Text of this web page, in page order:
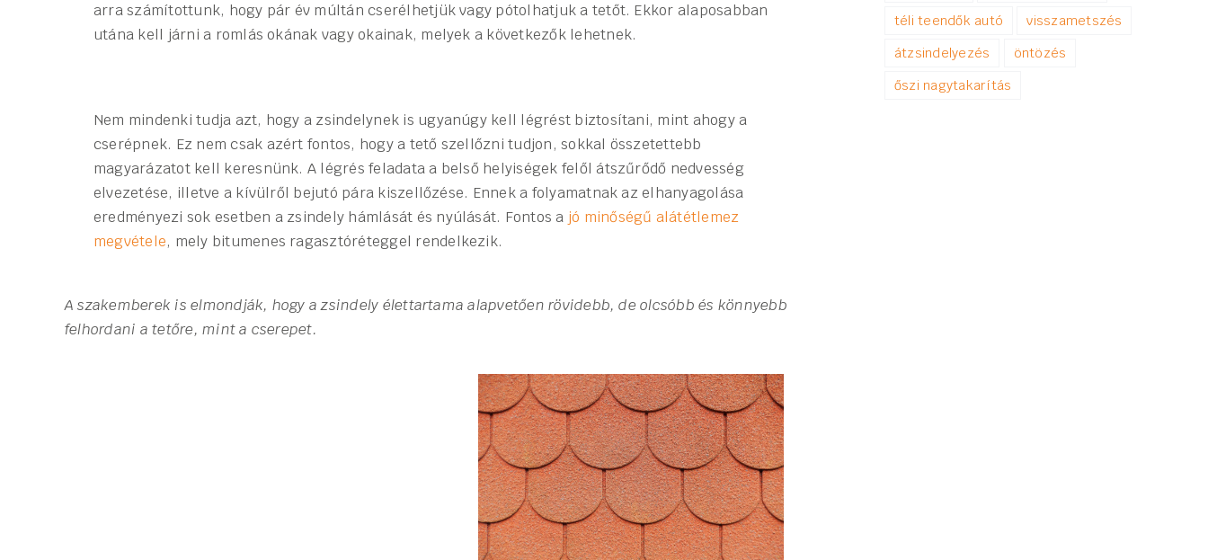
arra számítottunk, hogy pár év múltán cserélhetjük vagy pótolhatjuk a tetőt. Ekkor alaposabban
utána kell járni a romlás okának vagy okainak, melyek a következők lehetnek.
Nem mindenki tudja azt, hogy a zsindelynek is ugyanúgy kell légrést biztosítani, mint ahogy a
cserépnek. Ez nem csak azért fontos, hogy a tető szellőzni tudjon, sokkal összetettebb
magyarázatot kell keresnünk. A légrés feladata a belső helyiségek felől átszűrődő nedvesség
elvezetése, illetve a kívülről bejutó pára kiszellőzése. Ennek a folyamatnak az elhanyagolása
eredményezi sok esetben a zsindely hámlását és nyúlását. Fontos a jó minőségű alátétlemez
megvétele, mely bitumenes ragasztóréteggel rendelkezik.
A szakemberek is elmondják, hogy a zsindely élettartama alapvetően rövidebb, de olcsóbb és könnyebb
felhordani a tetőre, mint a cserepet.
téli teendők autó
visszametszés
átzsindelyezés
öntözés
őszi nagytakarítás